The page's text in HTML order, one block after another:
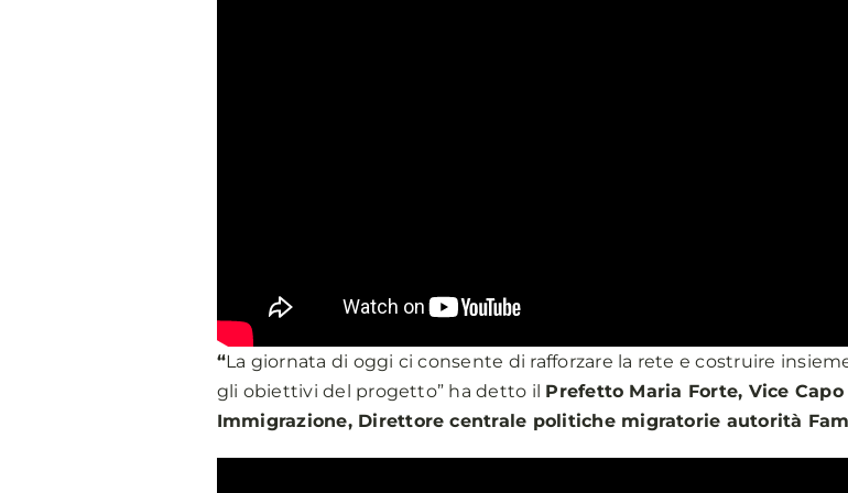
“La giornata di oggi ci consente di rafforzare la rete e costruire
gli obiettivi del progetto” ha detto il Prefetto Maria Forte, Vice
Immigrazione, Direttore centrale politiche migratorie autorità